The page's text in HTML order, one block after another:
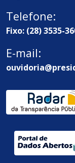
Telefone:
Fixo: (28) 3535-
E-mail: